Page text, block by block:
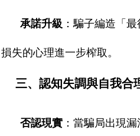
承諾升級 ：騙子編造「
損失的心理進一步榨取。
三、認知失調與自我合
否認現實 ：當騙局出現